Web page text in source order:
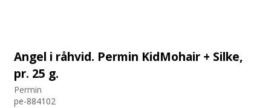
Angel i råhvid. Permin KidMohair + Silke,
pr. 25 g.
Permin
pe-884102